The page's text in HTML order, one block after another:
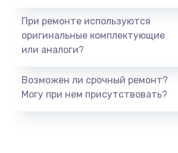
При ремонте используются
оригинальные комплектующие
или аналоги?
Возможен ли срочный ремонт?
Могу при нем присутствовать?